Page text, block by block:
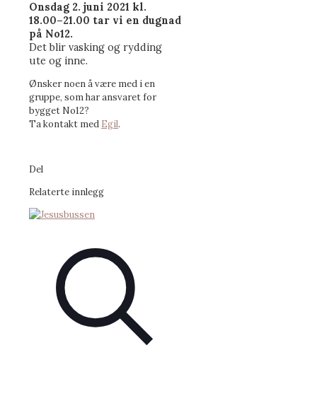
Onsdag 2. juni 2021 kl.
18.00–21.00 tar vi en dugnad
på No12.
Det blir vasking og rydding
ute og inne.
Ønsker noen å være med i en
gruppe, som har ansvaret for
bygget No12?
Ta kontakt med Egil.
Del
Relaterte innlegg